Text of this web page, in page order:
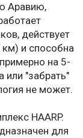
Аравию,
действует
и способна
на 5-
или "забрать"
не может.
HAARP.
для